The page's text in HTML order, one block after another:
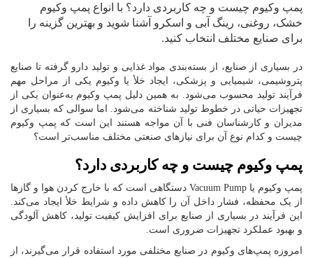
پمپ وکیوم چیست و چه کاربردی دارد؟ با انواع پمپ وکیوم
خشک، روغنی، رینگ آبی و اسکرو آشنا شوید و بهترین گزینه را
برای صنایع مختلف انتخاب کنید.
در بسیاری از صنایع، از بسته‌بندی مواد غذایی و تولید دارو گرفته تا صنایع
پتروشیمی، شیمیایی و پزشکی، ایجاد خلأ یا وکیوم یکی از مراحل مهم
فرآیند تولید محسوب می‌شود. به همین دلیل پمپ وکیوم به‌عنوان یکی از
تجهیزات حیاتی در خطوط تولید شناخته می‌شود. اما سوالی که بسیاری از
مدیران و کارشناسان فنی با آن مواجه هستند این است که پمپ وکیوم
چیست و کدام نوع آن برای نیازهای صنعتی مختلف مناسب‌تر است؟
پمپ وکیوم چیست و چه کاربردی دارد؟
پمپ وکیوم یا Vacuum Pump دستگاهی است که با خارج کردن هوا و گازها
از یک محفظه، فشار داخل آن را کاهش داده و شرایط خلأ ایجاد می‌کند.
این فرآیند در بسیاری از صنایع برای افزایش کیفیت تولید، کاهش آلودگی
و بهبود عملکرد تجهیزات ضروری است.
امروزه پمپ‌های وکیوم در صنایع مختلفی مورد استفاده قرار می‌گیرند، از